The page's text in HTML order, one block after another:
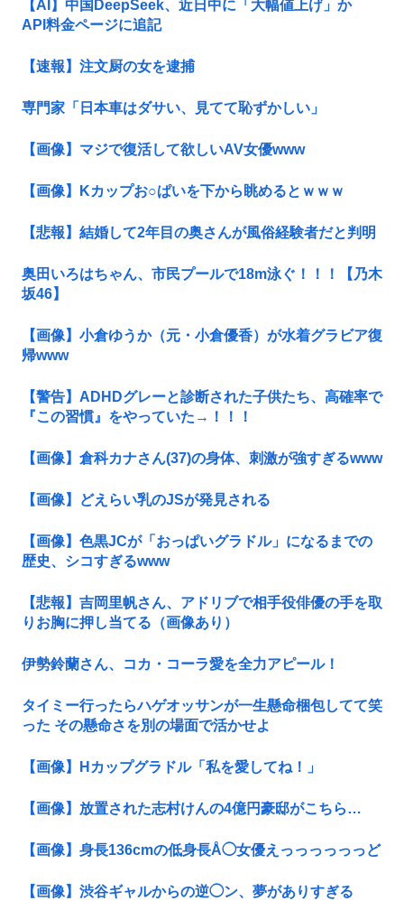
【AI】中国DeepSeek、近日中に「大幅値上げ」か
API料金ページに追記
【速報】注文厨の女を逮捕
専門家「日本車はダサい、見てて恥ずかしい」
【画像】マジで復活して欲しいAV女優www
【画像】Kカップお○ぱいを下から眺めるとｗｗｗ
【悲報】結婚して2年目の奥さんが風俗経験者だと判明
奥田いろはちゃん、市民プールで18m泳ぐ！！！【乃木
坂46】
【画像】小倉ゆうか（元・小倉優香）が水着グラビア復
帰www
【警告】ADHDグレーと診断された子供たち、高確率で
『この習慣』をやっていた→！！！
【画像】倉科カナさん(37)の身体、刺激が強すぎるwww
【画像】どえらい乳のJSが発見される
【画像】色黒JCが「おっぱいグラドル」になるまでの
歴史、シコすぎるwww
【悲報】吉岡里帆さん、アドリブで相手役俳優の手を取
りお胸に押し当てる（画像あり）
伊勢鈴蘭さん、コカ・コーラ愛を全力アピール！
タイミー行ったらハゲオッサンが一生懸命梱包してて笑
った その懸命さを別の場面で活かせよ
【画像】Hカップグラドル「私を愛してね！」
【画像】放置された志村けんの4億円豪邸がこちら…
【画像】身長136cmの低身長Å◯女優えっっっっっっど
【画像】渋谷ギャルからの逆◯ン、夢がありすぎる